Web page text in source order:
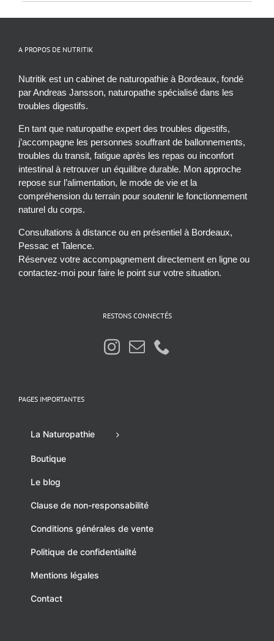
A PROPOS DE NUTRITIK
Nutritik est un cabinet de naturopathie à Bordeaux, fondé
par Andreas Jansson, naturopathe spécialisé dans les
troubles digestifs.
En tant que naturopathe expert des troubles digestifs,
j’accompagne les personnes souffrant de ballonnements,
troubles du transit, fatigue après les repas ou inconfort
intestinal à retrouver un équilibre durable. Mon approche
repose sur l’alimentation, le mode de vie et la
compréhension du terrain pour soutenir le fonctionnement
naturel du corps.
Consultations à distance ou en présentiel à Bordeaux,
Pessac et Talence.
Réservez votre accompagnement directement en ligne ou
contactez-moi pour faire le point sur votre situation.
RESTONS CONNECTÉS
PAGES IMPORTANTES
La Naturopathie
Boutique
Le blog
Clause de non-responsabilité
Conditions générales de vente
Politique de confidentialité
Mentions légales
Contact